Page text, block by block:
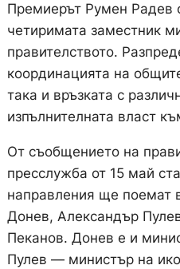
Премиерът Румен Радев
четиримата заместник
правителството.
координацията на
така и връзката с
изпълнителната власт
От съобщението на
пресслужба от 15 май
направления ще поемат
Донев, Александър
Пеканов. Донев е и
Пулев — министър на